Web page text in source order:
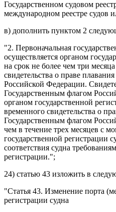
Государственном судовом
международном реестре судов
в) дополнить пунктом 2
"2. Первоначальная
осуществляется органом
на срок не более чем три
свидетельства о праве
Российской Федерации.
Государственным флагом
органом государственной
временного свидетельства о
Государственным флагом
чем в течение трех месяцев с
государственной регистрации
соответствия судна
регистрации.";
24) статью 43 изложить в
"Статья 43. Изменение порта
регистрации судна